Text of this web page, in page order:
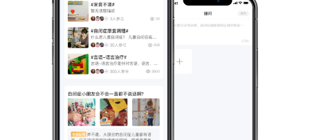
广州番禺中心
广州市番禺区南村镇万博四路82号（荔园地产中心一楼，地铁7号线
南村万博B出口步行800米）
广州黄埔中心
广州市黄埔区彩文路166号飞晟汇1号楼2楼 （地铁6号线香雪站B1出
广州米声中心
广州市天河区天河北路90-108号光华大厦西翼二楼201室